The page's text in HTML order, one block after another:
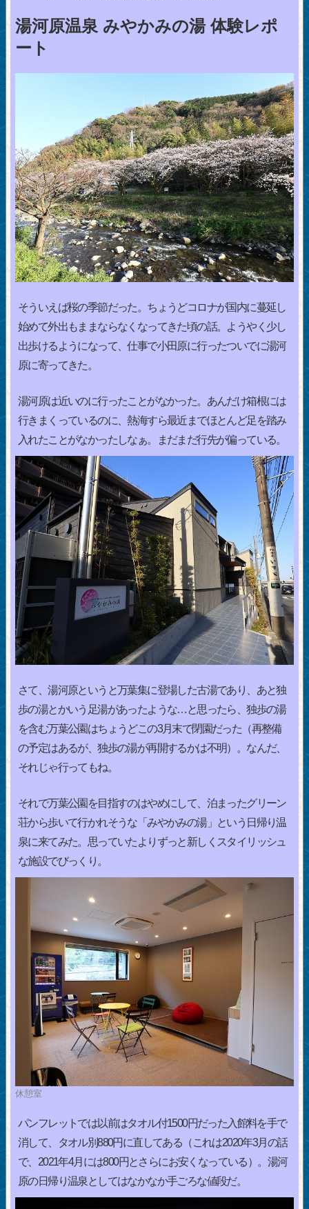
湯河原温泉 みやかみの湯 体験レポ
ート
そういえば桜の季節だった。ちょうどコロナが国内に蔓延し
始めて外出もままならなくなってきた頃の話。ようやく少し
出歩けるようになって、仕事で小田原に行ったついでに湯河
原に寄ってきた。
湯河原は近いのに行ったことがなかった。あんだけ箱根には
行きまくっているのに、熱海すら最近までほとんど足を踏み
入れたことがなかったしなぁ。まだまだ行先が偏っている。
さて、湯河原というと万葉集に登場した古湯であり、あと独
歩の湯とかいう足湯があったような…と思ったら、独歩の湯
を含む万葉公園はちょうどこの3月末で閉園だった（再整備
の予定はあるが、独歩の湯が再開するかは不明）。なんだ、
それじゃ行ってもね。
それで万葉公園を目指すのはやめにして、泊まったグリーン
荘から歩いて行かれそうな「みやかみの湯」という日帰り温
泉に来てみた。思っていたよりずっと新しくスタイリッシュ
な施設でびっくり。
休憩室
パンフレットでは以前はタオル付1500円だった入館料を手で
消して、タオル別880円に直してある（これは2020年3月の話
で、2021年4月には800円とさらにお安くなっている）。湯河
原の日帰り温泉としてはなかなか手ごろな値段だ。